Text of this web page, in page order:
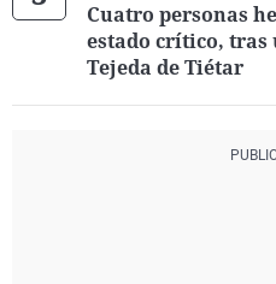
Cuatro personas
estado crítico, tras
Tejeda de Tiétar